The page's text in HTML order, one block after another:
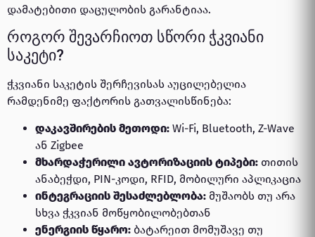
დამატებითი დაცულობის გარანტიაა.
როგორ შევარჩიოთ სწორი ჭკვიანი
საკეტი?
ჭკვიანი საკეტის შერჩევისას აუცილებელია
რამდენიმე ფაქტორის გათვალისწინება:
დაკავშირების მეთოდი: Wi-Fi, Bluetooth, Z-Wave
ან Zigbee
მხარდაჭერილი ავტორიზაციის ტიპები: თითის
ანაბეჭდი, PIN-კოდი, RFID, მობილური აპლიკაცია
ინტეგრაციის შესაძლებლობა: მუშაობს თუ არა
სხვა ჭკვიან მოწყობილობებთან
ენერგიის წყარო: ბატარეით მომუშავე თუ